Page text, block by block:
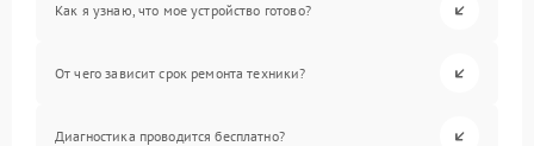
Как я узнаю, что мое устройство готово?
От чего зависит срок ремонта техники?
Диагностика проводится бесплатно?